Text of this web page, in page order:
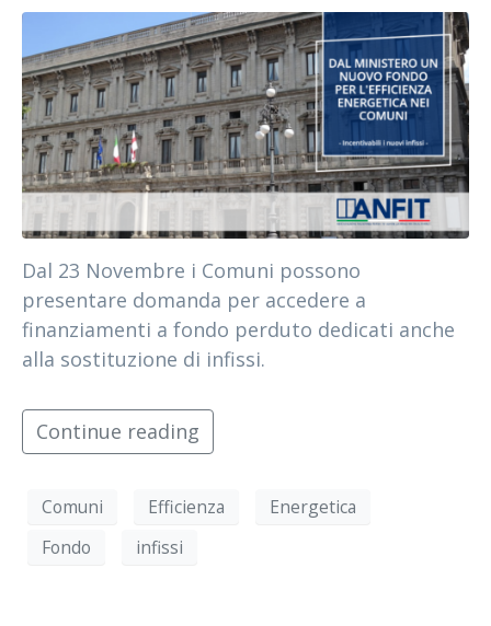
Dal 23 Novembre i Comuni possono
presentare domanda per accedere a
finanziamenti a fondo perduto dedicati anche
alla sostituzione di infissi.
Continue reading
Comuni Efficienza
Energetica
Fondo
infissi